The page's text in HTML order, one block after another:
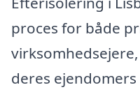
proces for både
deres